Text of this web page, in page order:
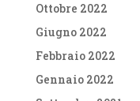
Ottobre 2022
Giugno 2022
Febbraio 2022
Gennaio 2022